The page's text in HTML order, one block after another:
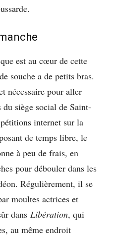
est au cœur de cette
souche a de petits bras.
nécessaire pour aller
du siège social de Saint-
internet sur la
de temps libre, le
à peu de frais, en
pour débouler dans les
Régulièrement, il se
moultes actrices et
dans Libération, qui
au même endroit